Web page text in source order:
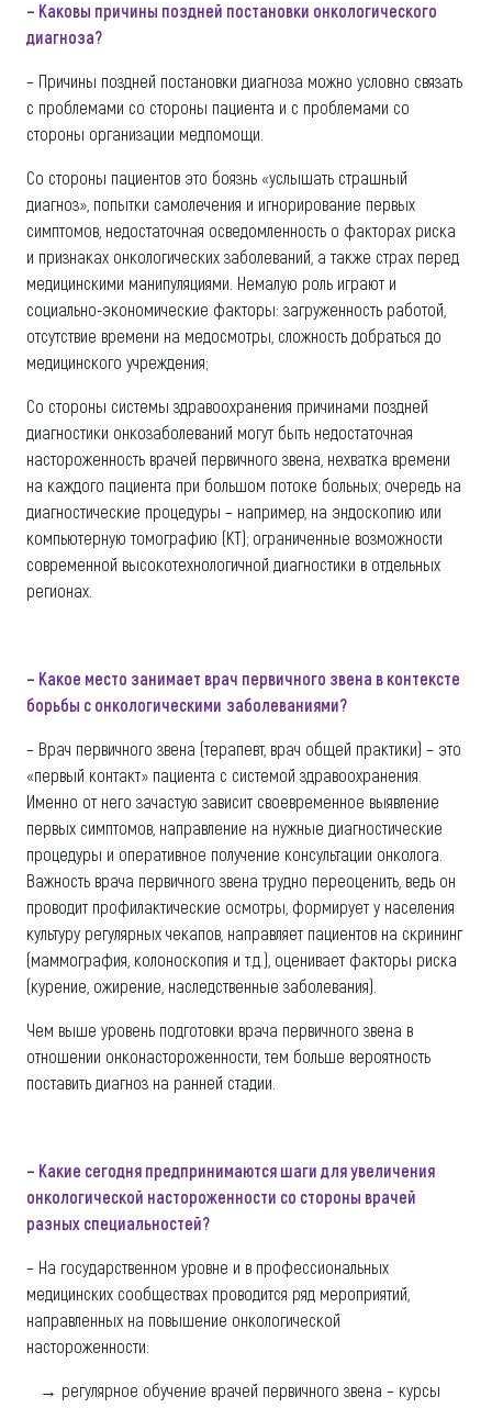
– Каковы причины поздней постановки онкологического
диагноза?
– Причины поздней постановки диагноза можно условно связать
с проблемами со стороны пациента и с проблемами со
стороны организации медпомощи.
Со стороны пациентов это боязнь «услышать страшный
диагноз», попытки самолечения и игнорирование первых
симптомов, недостаточная осведомленность о факторах риска
и признаках онкологических заболеваний, а также страх перед
медицинскими манипуляциями. Немалую роль играют и
социально-экономические факторы: загруженность работой,
отсутствие времени на медосмотры, сложность добраться до
медицинского учреждения;
Со стороны системы здравоохранения причинами поздней
диагностики онкозаболеваний могут быть недостаточная
настороженность врачей первичного звена, нехватка времени
на каждого пациента при большом потоке больных; очередь на
диагностические процедуры – например, на эндоскопию или
компьютерную томографию (КТ); ограниченные возможности
современной высокотехнологичной диагностики в отдельных
регионах.
– Какое место занимает врач первичного звена в контексте
борьбы с онкологическими заболеваниями?
– Врач первичного звена (терапевт, врач общей практики) – это
«первый контакт» пациента с системой здравоохранения.
Именно от него зачастую зависит своевременное выявление
первых симптомов, направление на нужные диагностические
процедуры и оперативное получение консультации онколога.
Важность врача первичного звена трудно переоценить, ведь он
проводит профилактические осмотры, формирует у населения
культуру регулярных чекапов, направляет пациентов на скрининг
(маммография, колоноскопия и т.д.), оценивает факторы риска
(курение, ожирение, наследственные заболевания).
Чем выше уровень подготовки врача первичного звена в
отношении онконастороженности, тем больше вероятность
поставить диагноз на ранней стадии.
– Какие сегодня предпринимаются шаги для увеличения
онкологической настороженности со стороны врачей
разных специальностей?
– На государственном уровне и в профессиональных
медицинских сообществах проводится ряд мероприятий,
направленных на повышение онкологической
настороженности:
→ регулярное обучение врачей первичного звена – курсы